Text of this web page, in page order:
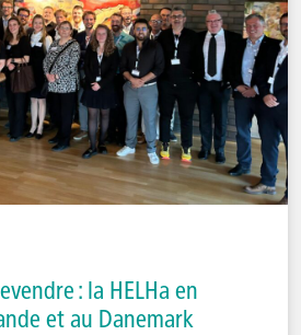
: la HELHa en
et au Danemark